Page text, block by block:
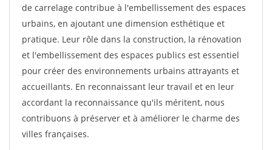
de carrelage contribue à l'embellissement des espaces
urbains, en ajoutant une dimension esthétique et
pratique. Leur rôle dans la construction, la rénovation
et l'embellissement des espaces publics est essentiel
pour créer des environnements urbains attrayants et
accueillants. En reconnaissant leur travail et en leur
accordant la reconnaissance qu'ils méritent, nous
contribuons à préserver et à améliorer le charme des
villes françaises.